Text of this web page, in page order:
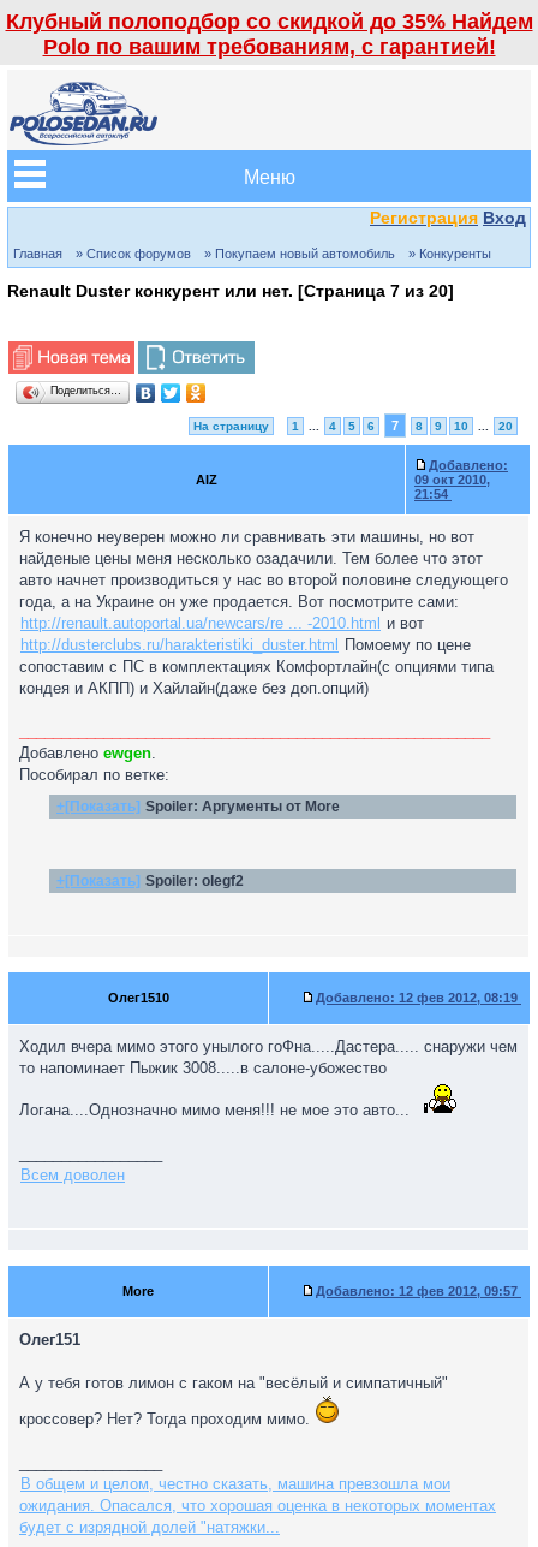
Клубный полоподбор со скидкой до 35% Найдем
Polo по вашим требованиям, с гарантией!
Меню
Регистрация Вход
Главная » Список форумов » Покупаем новый автомобиль » Конкуренты
Renault Duster конкурент или нет. [Страница 7 из 20]
Поделиться…
На страницу 1 4 5 6 7 8 9 10 20
AIZ
Добавлено:
09 окт 2010,
21:54
Я конечно неуверен можно ли сравнивать эти машины, но вот
найденые цены меня несколько озадачили. Тем более что этот
авто начнет производиться у нас во второй половине следующего
года, а на Украине он уже продается. Вот посмотрите сами:
http://renault.autoportal.ua/newcars/re ... -2010.html
и вот
http://dusterclubs.ru/harakteristiki_duster.html
Помоему по цене
сопоставим с ПС в комплектациях Комфортлайн(с опциями типа
кондея и АКПП) и Хайлайн(даже без доп.опций)
Добавлено ewgen.
Пособирал по ветке:
+[Показать] Spoiler: Аргументы от More
+[Показать] Spoiler: olegf2
Олег1510 Добавлено: 12 фев 2012, 08:19
Ходил вчера мимо этого унылого гоФна.....Дастера..... снаружи чем
то напоминает Пыжик 3008.....в салоне-убожество
Логана....Однозначно мимо меня!!! не мое это авто...
Всем доволен
More Добавлено: 12 фев 2012, 09:57
Олег151
А у тебя готов лимон с гаком на "весёлый и симпатичный"
кроссовер? Нет? Тогда проходим мимо.
В общем и целом, честно сказать, машина превзошла мои
ожидания. Опасался, что хорошая оценка в некоторых моментах
будет с изрядной долей "натяжки...